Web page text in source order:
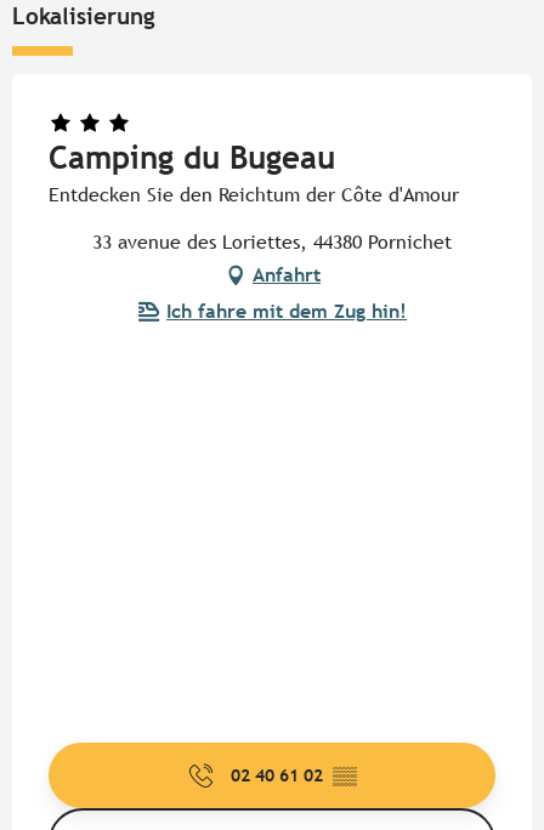
Lokalisierung
Camping du Bugeau
Entdecken Sie den Reichtum der Côte d'Amour
33 avenue des Loriettes, 44380 Pornichet
Anfahrt
Ich fahre mit dem Zug hin!
02 40 61 02 ▒▒